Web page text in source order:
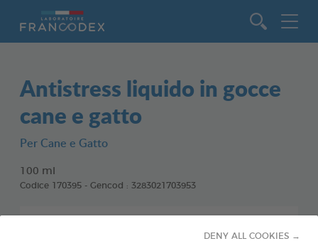
DENY ALL COOKIES →
Antistress liquido in gocce
cane e gatto
Per Cane e Gatto
100 ml
Codice 170395 - Gencod : 3283021703953